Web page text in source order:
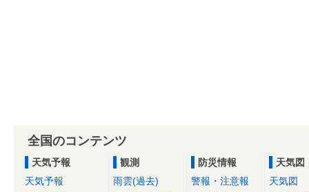
全国のコンテンツ
天気予報
天気予報
観測
雨雲(過去)
防災情報
警報・注意報
天気図
天気図